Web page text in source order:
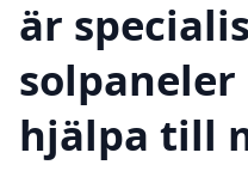
är
hjälpa till